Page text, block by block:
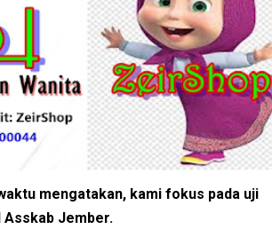
mengatakan, kami fokus pada uji
Jember.